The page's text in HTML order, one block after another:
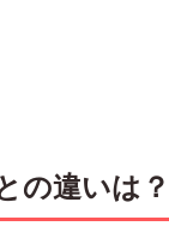
の違いは？